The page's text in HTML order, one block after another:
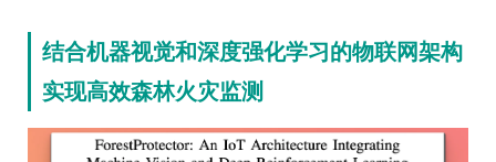
结合机器视觉和深度强化学习的物联网架构
实现高效森林火灾监测